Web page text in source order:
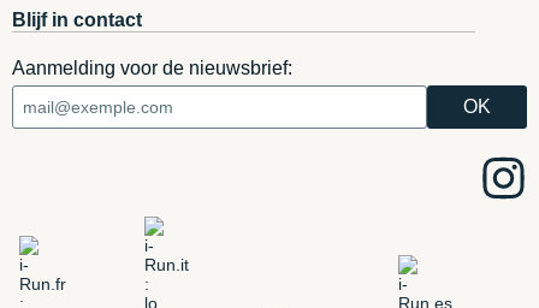
Blijf in contact
Aanmelding voor de nieuwsbrief: